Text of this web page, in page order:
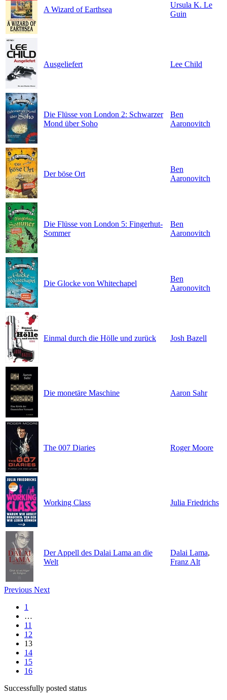
A Wizard of Earthsea
Ursula K. Le
Guin
Ausgeliefert Lee Child
Die Flüsse von London 2: Schwarzer
Mond über Soho
Ben
Aaronovitch
Der böse Ort
Ben
Aaronovitch
Die Flüsse von London 5: Fingerhut-
Sommer
Ben
Aaronovitch
Die Glocke von Whitechapel
Ben
Aaronovitch
Einmal durch die Hölle und zurück Josh Bazell
Die monetäre Maschine Aaron Sahr
The 007 Diaries Roger Moore
Working Class Julia Friedrichs
Der Appell des Dalai Lama an die
Welt
Dalai Lama,
Franz Alt
Previous Next
1
…
11
12
13
14
15
16
Successfully posted status